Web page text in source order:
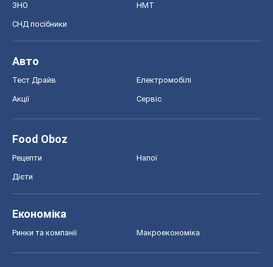
ЗНО НМТ
СНД посібники
Авто
Тест Драйв Електромобілі
Акції Сервіс
Food Oboz
Рецепти Напої
Дієти
Економіка
Ринки та компанії Макроекономіка